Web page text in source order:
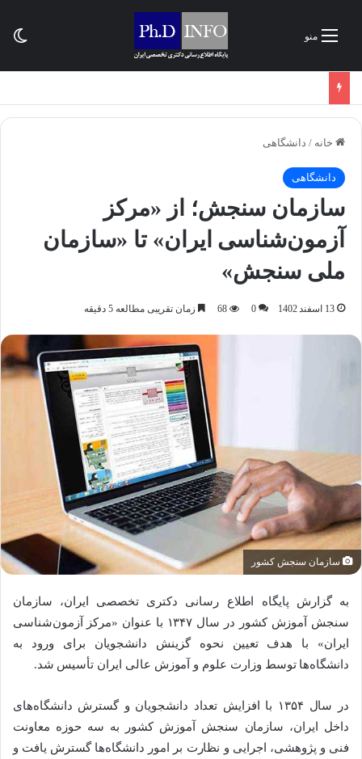
منو
خانه / دانشگاهی
دانشگاهی
سازمان سنجش؛ از «مرکز
آزمون‌شناسی ایران» تا «سازمان
ملی سنجش»
13 اسفند 1402 0
68 زمان تقریبی مطالعه 5 دقیقه
سازمان سنجش کشور
به گزارش پایگاه اطلاع رسانی دکتری تخصصی ایران، سازمان
سنجش آموزش کشور در سال ۱۳۴۷ با عنوان «مرکز آزمون‌شناسی
ایران» با هدف تعیین نحوه گزینش دانشجویان برای ورود به
دانشگاه‌ها توسط وزارت علوم و آموزش عالی ایران تأسیس شد.
در سال ۱۳۵۴ با افزایش تعداد دانشجویان و گسترش دانشگاه‌های
داخل ایران، سازمان سنجش آموزش کشور به سه حوزه معاونت
فنی و پژوهشی، اجرایی و نظارت بر امور دانشگاه‌ها گسترش یافت و